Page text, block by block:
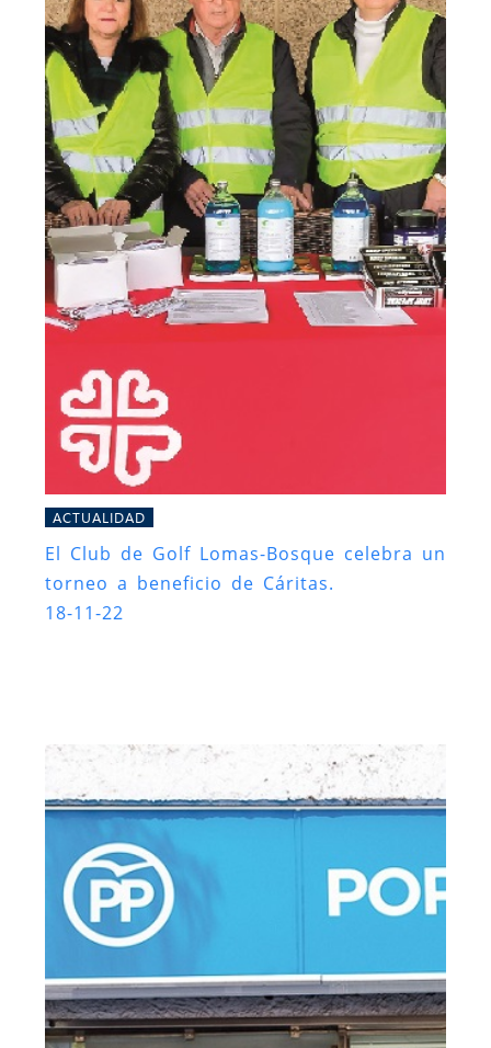
ACTUALIDAD
El Club de Golf Lomas-Bosque celebra un
torneo a beneficio de Cáritas.
18-11-22